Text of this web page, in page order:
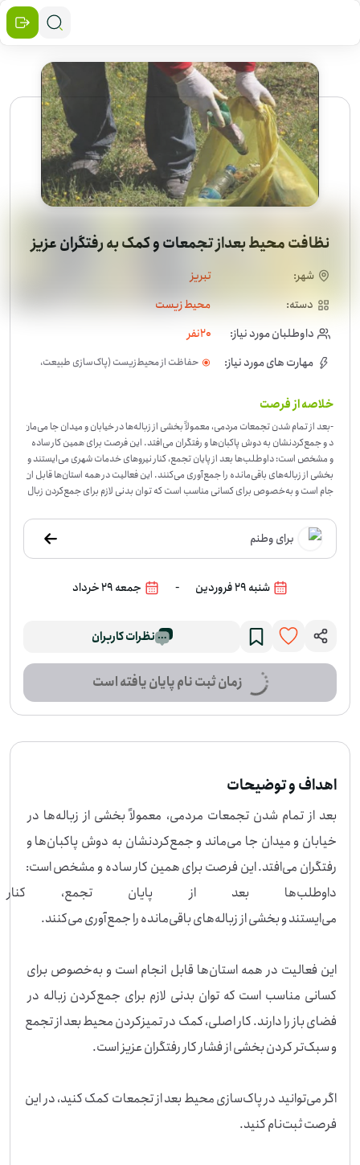
نظافت محیط بعداز تجمعات و کمک به رفتگران عزیز
شهر:
تبریز
دسته:
محیط زیست
داوطلبان مورد نیاز:
20نفر
مهارت های مورد نیاز:
حفاظت از محیط‌زیست (پاک‌سازی طبیعت،
خلاصه از فرصت
-بعد از تمام شدن تجمعات مردمی، معمولاً بخشی از زباله‌ها در خیابان و میدان جا می‌مان
د و جمع‌کردنشان به دوش پاکبان‌ها و رفتگران می‌افتد. این فرصت برای همین کار ساده
و مشخص است: داوطلب‌ها بعد از پایان تجمع، کنار نیروهای خدمات شهری می‌ایستند و
بخشی از زباله‌های باقی‌مانده را جمع‌آوری می‌کنند. این فعالیت در همه استان‌ها قابل ان
جام است و به‌خصوص برای کسانی مناسب است که توان بدنی لازم برای جمع‌کردن زبال
بخشی از فشار کار رفتگران عزیز است. اگر می‌توانید در پاک‌سازی محیط بعد از تجمعات ک
مک کنید، در این فرصت ثبت‌نام کنید.
برای وطنم
شنبه 29 فروردین - جمعه 29 خرداد
نظرات کاربران
زمان ثبت نام پایان یافته است
اهداف و توضیحات
بعد از تمام شدن تجمعات مردمی، معمولاً بخشی از زباله‌ها در
خیابان و میدان جا می‌ماند و جمع‌کردنشان به دوش پاکبان‌ها و
رفتگران می‌افتد. این فرصت برای همین کار ساده و مشخص است:
داوطلب‌ها بعد از پایان تجمع،
این فعالیت در همه استان‌ها قابل انجام است و به‌خصوص برای
کسانی مناسب است که توان بدنی لازم برای جمع‌کردن زباله در
فضای باز را دارند. کار اصلی، کمک در تمیزکردن محیط بعد از تجمع
اگر می‌توانید در پاک‌سازی محیط بعد از تجمعات کمک کنید، در این
فرصت ثبت‌نام کنید.